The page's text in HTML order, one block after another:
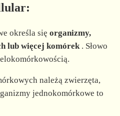
V
i
d
określa się organizmy,
lub więcej komórek. Słowo
należą zwierzęta,
jednokomórkowe to